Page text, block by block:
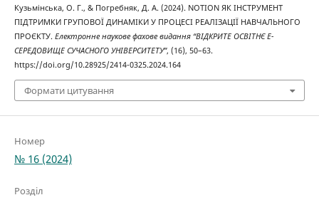
Кузьмінська, О. Г., & Погребняк, Д. А. (2024). NOTION ЯК ІНСТРУМЕНТ
ПІДТРИМКИ ГРУПОВОЇ ДИНАМІКИ У ПРОЦЕСІ РЕАЛІЗАЦІЇ НАВЧАЛЬНОГО
ПРОЄКТУ. Електронне наукове фахове видання “ВІДКРИТЕ ОСВІТНЄ Е-
СЕРЕДОВИЩЕ СУЧАСНОГО УНІВЕРСИТЕТУ”, (16), 50–63.
https://doi.org/10.28925/2414-0325.2024.164
Формати цитування
Номер
№ 16 (2024)
Розділ